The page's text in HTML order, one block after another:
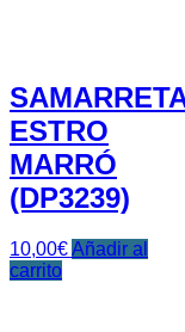
ESTRO
MARRÓ
(DP3239)
10,00€Añadir al
carrito